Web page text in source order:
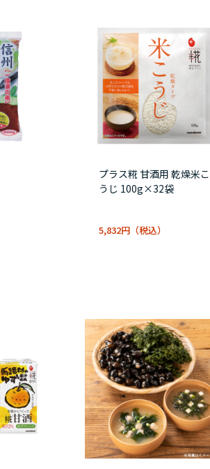
プラス糀 甘酒用 乾燥米こ
うじ 100g×32袋
5,832円